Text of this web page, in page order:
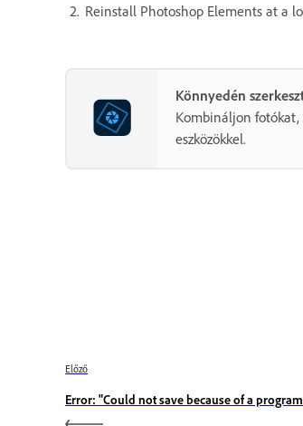
Reinstall Photoshop Elements at a
Könnyedén
Kombináljon
eszközökkel.
Előző
Error: "Could not save because of a